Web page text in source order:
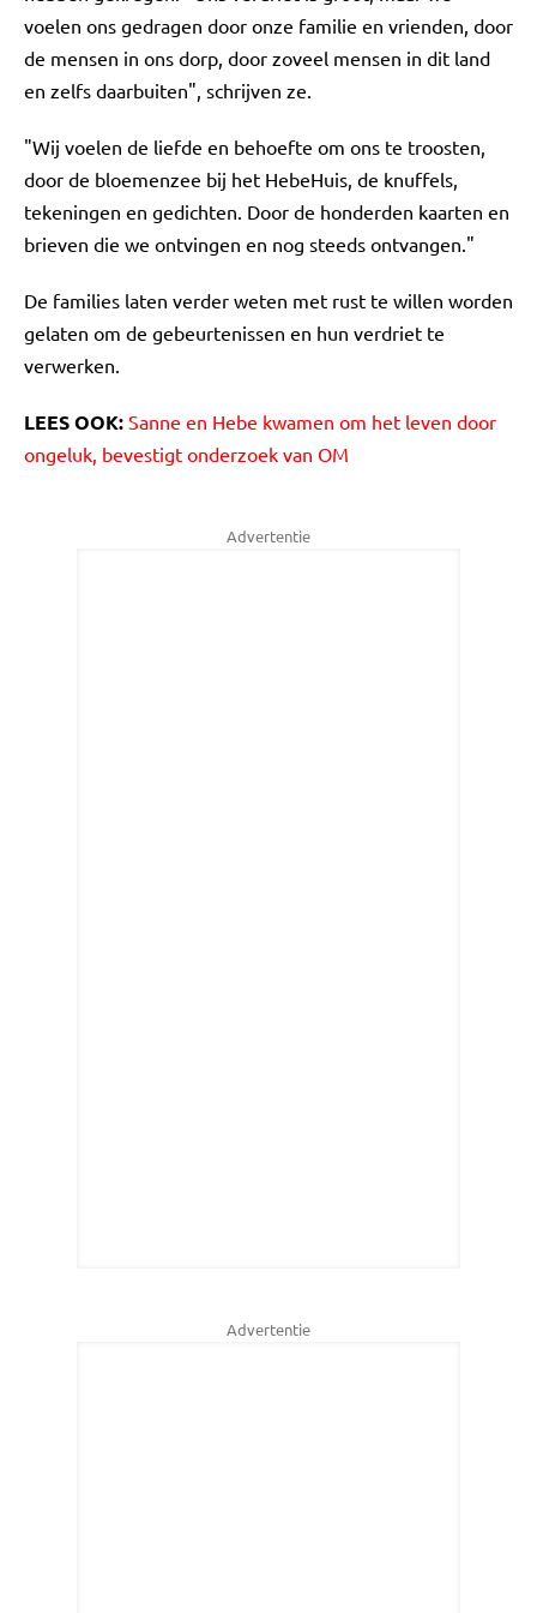
voelen ons gedragen door onze familie en vrienden, door
de mensen in ons dorp, door zoveel mensen in dit land
en zelfs daarbuiten", schrijven ze.
"Wij voelen de liefde en behoefte om ons te troosten,
door de bloemenzee bij het HebeHuis, de knuffels,
tekeningen en gedichten. Door de honderden kaarten en
brieven die we ontvingen en nog steeds ontvangen."
De families laten verder weten met rust te willen worden
gelaten om de gebeurtenissen en hun verdriet te
verwerken.
LEES OOK: Sanne en Hebe kwamen om het leven door
ongeluk, bevestigt onderzoek van OM
Advertentie
Advertentie